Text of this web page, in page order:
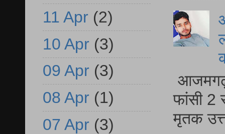
आजमगढ़
फांसी 2
मृतक
11 Apr (2)
10 Apr (3)
09 Apr (3)
08 Apr (1)
07 Apr (3)